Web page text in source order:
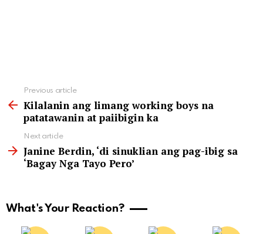
more
Previous article
Kilalanin ang limang working boys na
patatawanin at paiibigin ka
Next article
Janine Berdin, ‘di sinuklian ang pag-ibig sa
‘Bagay Nga Tayo Pero’
What's Your Reaction?